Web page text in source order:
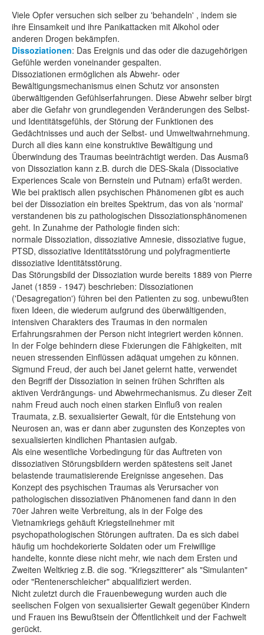
Viele Opfer versuchen sich selber zu 'behandeln' , indem sie
ihre Einsamkeit und ihre Panikattacken mit Alkohol oder
anderen Drogen bekämpfen.
Dissoziationen: Das Ereignis und das oder die dazugehörigen
Gefühle werden voneinander gespalten.
Dissoziationen ermöglichen als Abwehr- oder
Bewältigungsmechanismus einen Schutz vor ansonsten
überwältigenden Gefühlserfahrungen. Diese Abwehr selber birgt
aber die Gefahr von grundlegenden Veränderungen des Selbst-
und Identitätsgefühls, der Störung der Funktionen des
Gedächtnisses und auch der Selbst- und Umweltwahrnehmung.
Durch all dies kann eine konstruktive Bewältigung und
Überwindung des Traumas beeinträchtigt werden. Das Ausmaß
von Dissoziation kann z.B. durch die DES-Skala (Dissociative
Experiences Scale von Bernstein und Putnam) erfaßt werden.
Wie bei praktisch allen psychischen Phänomenen gibt es auch
bei der Dissoziation ein breites Spektrum, das von als 'normal'
verstandenen bis zu pathologischen Dissoziationsphänomenen
geht. In Zunahme der Pathologie finden sich:
normale Dissoziation, dissoziative Amnesie, dissoziative fugue,
PTSD, dissoziative Identitätsstörung und polyfragmentierte
dissoziative Identitätsstörung.
Das Störungsbild der Dissoziation wurde bereits 1889 von Pierre
Janet (1859 - 1947) beschrieben: Dissoziationen
('Desagregation') führen bei den Patienten zu sog. unbewußten
fixen Ideen, die wiederum aufgrund des überwältigenden,
intensiven Charakters des Traumas in den normalen
Erfahrungsrahmen der Person nicht integriert werden können.
In der Folge behindern diese Fixierungen die Fähigkeiten, mit
neuen stressenden Einflüssen adäquat umgehen zu können.
Sigmund Freud, der auch bei Janet gelernt hatte, verwendet
den Begriff der Dissoziation in seinen frühen Schriften als
aktiven Verdrängungs- und Abwehrmechanismus. Zu dieser Zeit
nahm Freud auch noch einen starken Einfluß von realen
Traumata, z.B. sexualisierter Gewalt, für die Entstehung von
Neurosen an, was er dann aber zugunsten des Konzeptes von
sexualisierten kindlichen Phantasien aufgab.
Als eine wesentliche Vorbedingung für das Auftreten von
dissoziativen Störungsbildern werden spätestens seit Janet
belastende traumatisierende Ereignisse angesehen. Das
Konzept des psychischen Traumas als Verursacher von
pathologischen dissoziativen Phänomenen fand dann in den
70er Jahren weite Verbreitung, als in der Folge des
Vietnamkriegs gehäuft Kriegsteilnehmer mit
psychopathologischen Störungen auftraten. Da es sich dabei
häufig um hochdekorierte Soldaten oder um Freiwillige
handelte, konnte diese nicht mehr, wie nach dem Ersten und
Zweiten Weltkrieg z.B. die sog. "Kriegszitterer" als "Simulanten"
oder "Rentenerschleicher" abqualifiziert werden.
Nicht zuletzt durch die Frauenbewegung wurden auch die
seelischen Folgen von sexualisierter Gewalt gegenüber Kindern
und Frauen ins Bewußtsein der Öffentlichkeit und der Fachwelt
gerückt.